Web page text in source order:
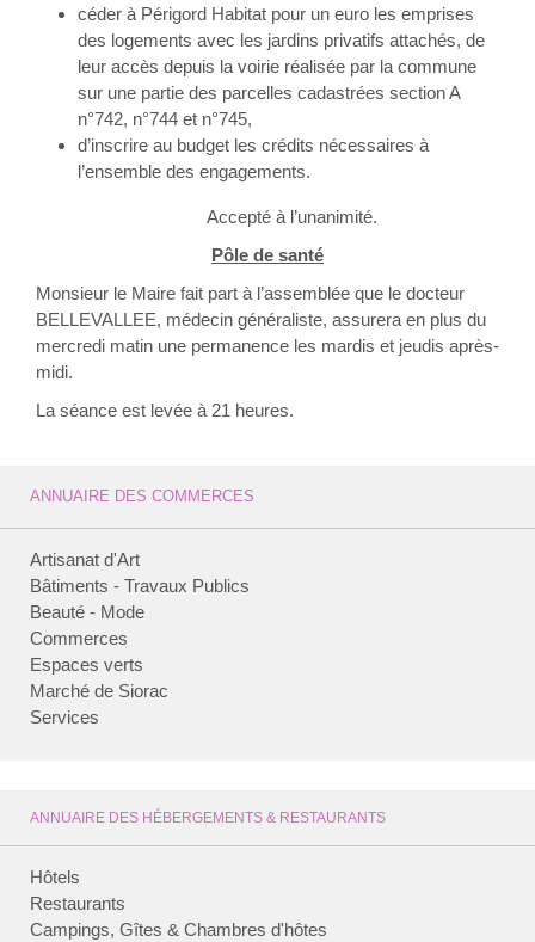
céder à Périgord Habitat pour un euro les emprises
des logements avec les jardins privatifs attachés, de
leur accès depuis la voirie réalisée par la commune
sur une partie des parcelles cadastrées section A
n°742, n°744 et n°745,
d’inscrire au budget les crédits nécessaires à
l’ensemble des engagements.
Accepté à l’unanimité.
Pôle de santé
Monsieur le Maire fait part à l’assemblée que le docteur
BELLEVALLEE, médecin généraliste, assurera en plus du
mercredi matin une permanence les mardis et jeudis après-
midi.
La séance est levée à 21 heures.
ANNUAIRE DES COMMERCES
Artisanat d'Art
Bâtiments - Travaux Publics
Beauté - Mode
Commerces
Espaces verts
Marché de Siorac
Services
ANNUAIRE DES HÉBERGEMENTS & RESTAURANTS
Hôtels
Restaurants
Campings, Gîtes & Chambres d'hôtes